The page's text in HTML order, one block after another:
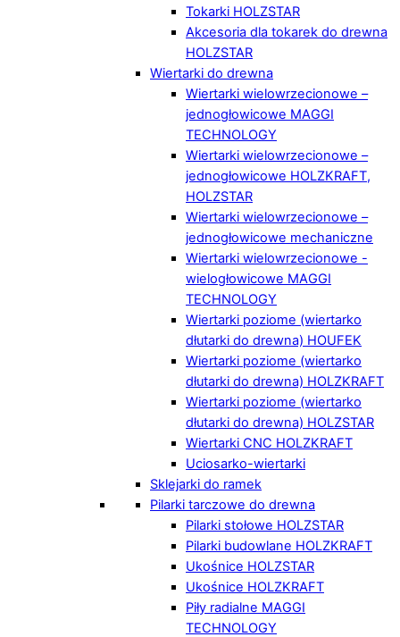
Tokarki HOLZSTAR
Akcesoria dla tokarek do drewna
HOLZSTAR
Wiertarki do drewna
Wiertarki wielowrzecionowe –
jednogłowicowe MAGGI
TECHNOLOGY
Wiertarki wielowrzecionowe –
jednogłowicowe HOLZKRAFT,
HOLZSTAR
Wiertarki wielowrzecionowe –
jednogłowicowe mechaniczne
Wiertarki wielowrzecionowe -
wielogłowicowe MAGGI
TECHNOLOGY
Wiertarki poziome (wiertarko
dłutarki do drewna) HOUFEK
Wiertarki poziome (wiertarko
dłutarki do drewna) HOLZKRAFT
Wiertarki poziome (wiertarko
dłutarki do drewna) HOLZSTAR
Wiertarki CNC HOLZKRAFT
Uciosarko-wiertarki
Sklejarki do ramek
Pilarki tarczowe do drewna
Pilarki stołowe HOLZSTAR
Pilarki budowlane HOLZKRAFT
Ukośnice HOLZSTAR
Ukośnice HOLZKRAFT
Piły radialne MAGGI
TECHNOLOGY